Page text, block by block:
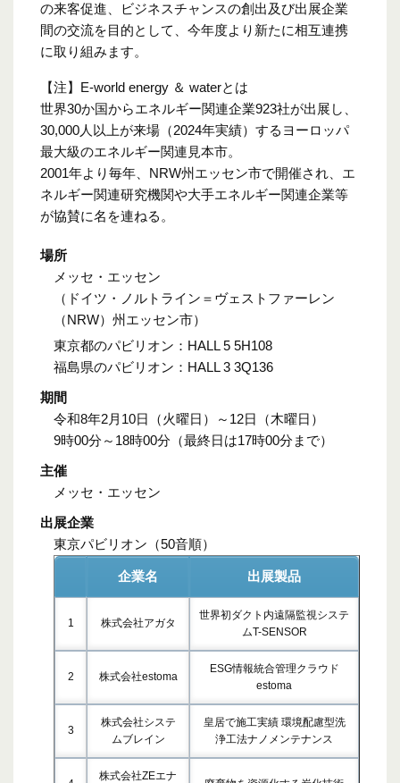
の来客促進、ビジネスチャンスの創出及び出展企業
間の交流を目的として、今年度より新たに相互連携
に取り組みます。
【注】E-world energy ＆ waterとは
世界30か国からエネルギー関連企業923社が出展し、
30,000人以上が来場（2024年実績）するヨーロッパ
最大級のエネルギー関連見本市。
2001年より毎年、NRW州エッセン市で開催され、エ
ネルギー関連研究機関や大手エネルギー関連企業等
が協賛に名を連ねる。
場所
メッセ・エッセン
（ドイツ・ノルトライン＝ヴェストファーレン
（NRW）州エッセン市）
東京都のパビリオン：HALL 5 5H108
福島県のパビリオン：HALL 3 3Q136
期間
令和8年2月10日（火曜日）～12日（木曜日）
9時00分～18時00分（最終日は17時00分まで）
主催
メッセ・エッセン
出展企業
東京パビリオン（50音順）
企業名 出展製品
1 株式会社アガタ
世界初ダクト内遠隔監視システ
ムT-SENSOR
2 株式会社estoma
ESG情報統合管理クラウド
estoma
3
株式会社システ
ムブレイン
皇居で施工実績 環境配慮型洗
浄工法ナノメンテナンス
株式会社ZEエナ